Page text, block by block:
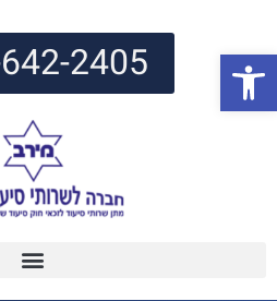
פתח סרגל נגישות 2405